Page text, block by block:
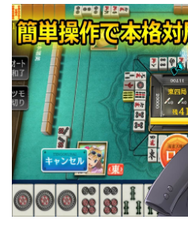
基本
プレ
イが
無料
3.2
多彩
なモ
ード
でス
キマ
時間
にも
遊び
やす